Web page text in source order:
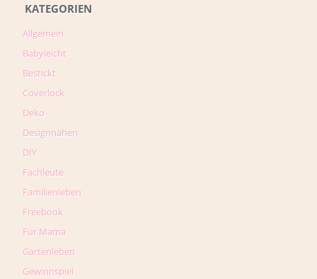
KATEGORIEN
Allgemein
Babyleicht
Bestickt
Coverlock
Deko
Designnähen
DIY
Fachleute
Familienleben
Freebook
Für Mama
Gartenleben
Gewinnspiel